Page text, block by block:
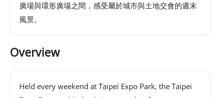
新
創
基
地
場
廣場與環形廣場之間，感受屬於城市與土地交會的週末
風景。
Overview
Held every weekend at Taipei Expo Park, the Taipei